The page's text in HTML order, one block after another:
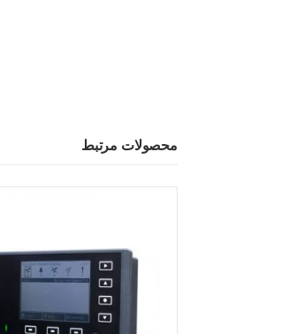
محصولات مرتبط